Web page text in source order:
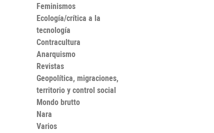
Feminismos
Ecología/crítica a la
tecnología
Contracultura
Anarquismo
Revistas
Geopolítica, migraciones,
territorio y control social
Mondo brutto
Nara
Varios